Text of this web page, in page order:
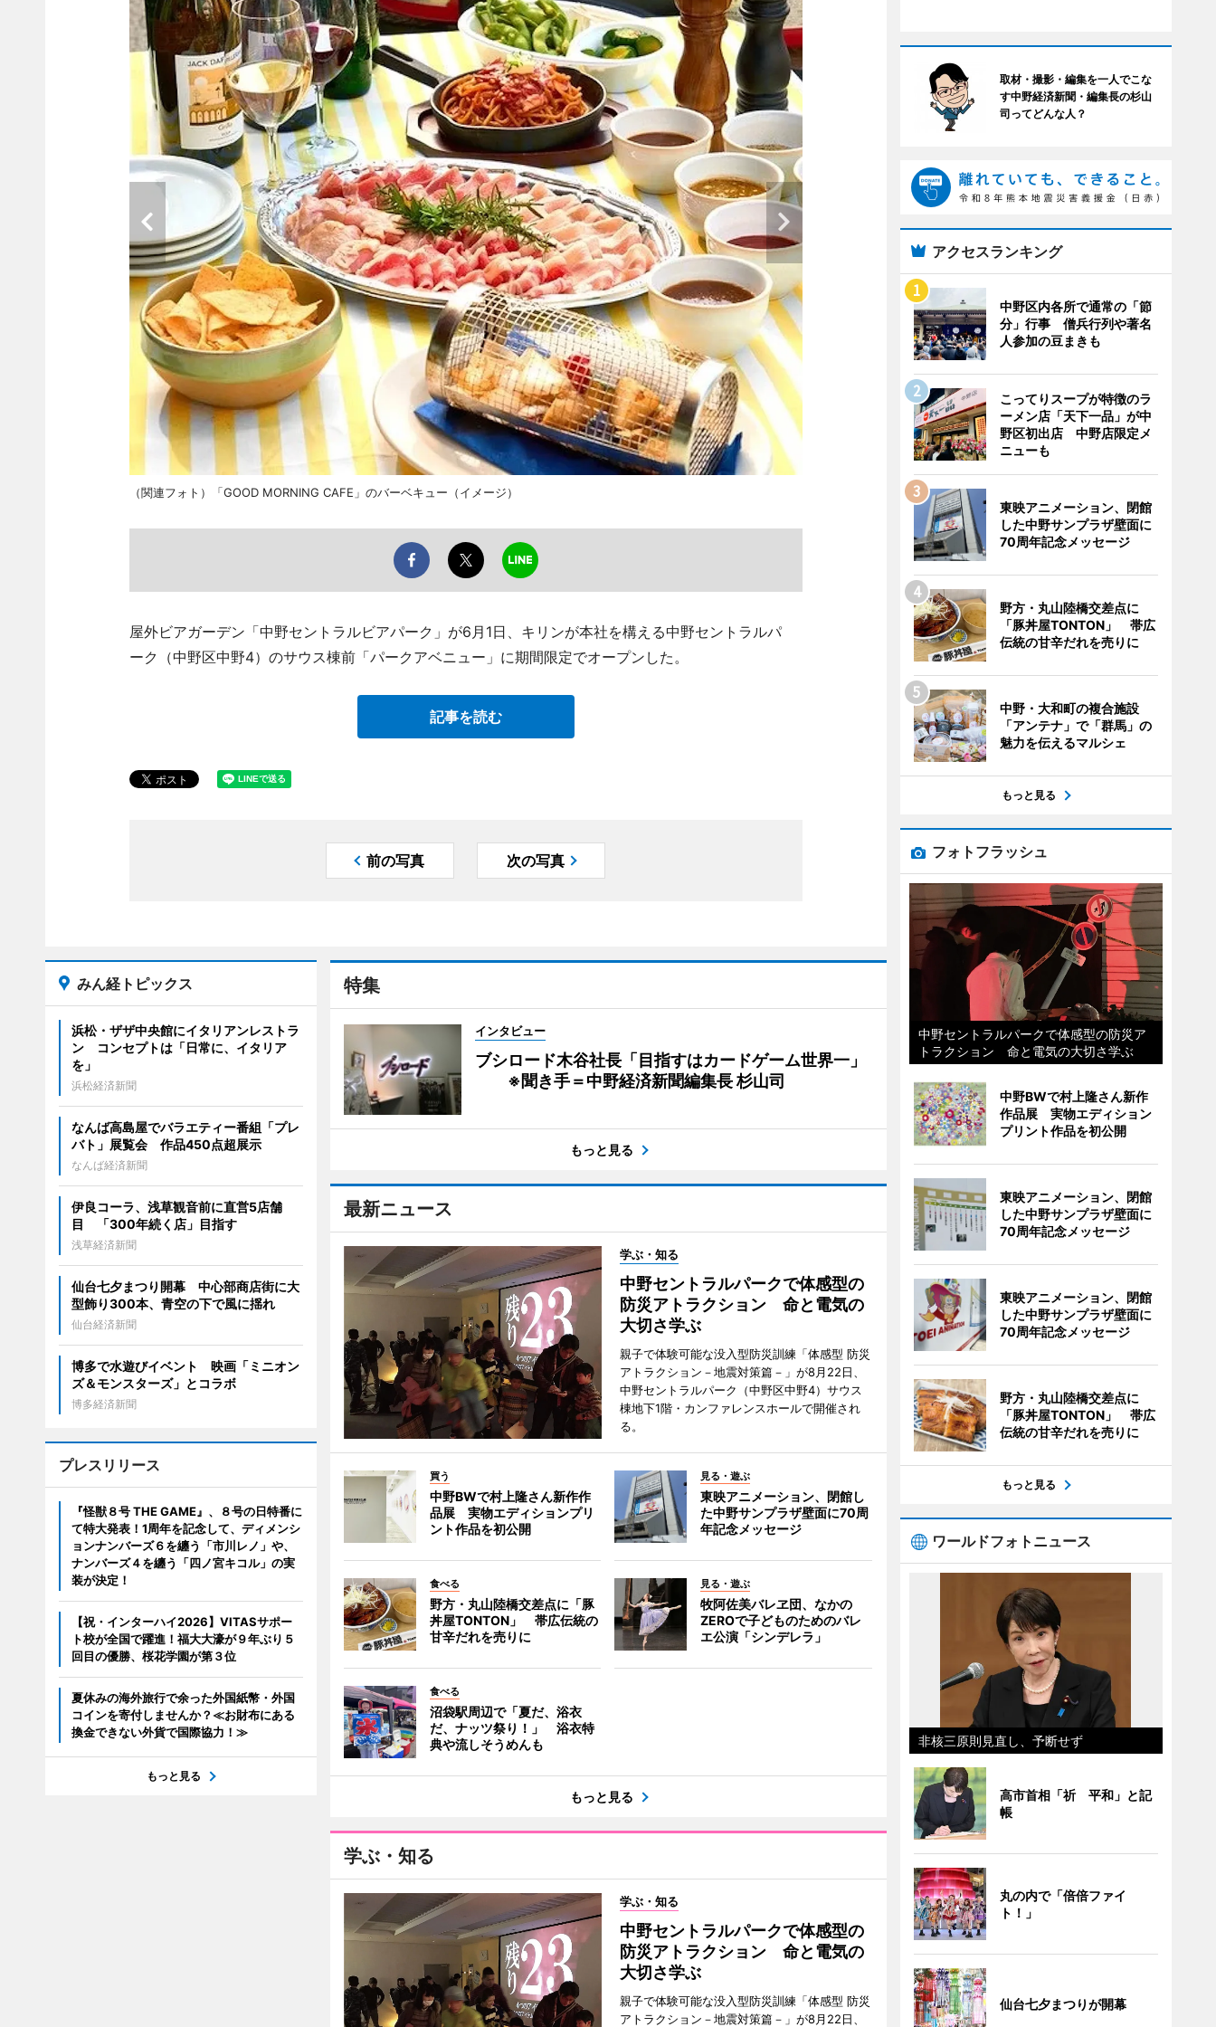
（関連フォト）「GOOD MORNING CAFE」のバーベキュー（イメージ）
屋外ビアガーデン「中野セントラルビアパーク」が6月1日、キリンが本社を構える中野セントラルパ
ーク（中野区中野4）のサウス棟前「パークアベニュー」に期間限定でオープンした。
記事を読む
前の写真 次の写真
特集
インタビュー
ブシロード木谷社長「目指すはカードゲーム世界一」
※聞き手＝中野経済新聞編集長 杉山司
もっと見る
最新ニュース
学ぶ・知る
中野セントラルパークで体感型の
防災アトラクション 命と電気の
大切さ学ぶ
親子で体験可能な没入型防災訓練「体感型 防災
アトラクション－地震対策篇－」が8月22日、
中野セントラルパーク（中野区中野4）サウス
棟地下1階・カンファレンスホールで開催され
る。
買う
中野BWで村上隆さん新作作
品展 実物エディションプリ
ント作品を初公開
見る・遊ぶ
東映アニメーション、閉館し
た中野サンプラザ壁面に70周
年記念メッセージ
食べる
野方・丸山陸橋交差点に「豚
丼屋TONTON」 帯広伝統の
甘辛だれを売りに
見る・遊ぶ
牧阿佐美バレヱ団、なかの
ZEROで子どものためのバレ
エ公演「シンデレラ」
食べる
沼袋駅周辺で「夏だ、浴衣
だ、ナッツ祭り！」 浴衣特
典や流しそうめんも
もっと見る
学ぶ・知る
学ぶ・知る
中野セントラルパークで体感型の
防災アトラクション 命と電気の
大切さ学ぶ
親子で体験可能な没入型防災訓練「体感型 防災
アトラクション－地震対策篇－」が8月22日、
みん経トピックス
浜松・ザザ中央館にイタリアンレストラ
ン コンセプトは「日常に、イタリア
を」
浜松経済新聞
なんば高島屋でバラエティー番組「プレ
バト」展覧会 作品450点超展示
なんば経済新聞
伊良コーラ、浅草観音前に直営5店舗
目 「300年続く店」目指す
浅草経済新聞
仙台七夕まつり開幕 中心部商店街に大
型飾り300本、青空の下で風に揺れ
仙台経済新聞
博多で水遊びイベント 映画「ミニオン
ズ＆モンスターズ」とコラボ
博多経済新聞
プレスリリース
『怪獣８号 THE GAME』、８号の日特番に
て特大発表！1周年を記念して、ディメンシ
ョンナンバーズ６を纏う「市川レノ」や、
ナンバーズ４を纏う「四ノ宮キコル」の実
装が決定！
【祝・インターハイ2026】VITASサポー
ト校が全国で躍進！福大大濠が９年ぶり５
回目の優勝、桜花学園が第３位
夏休みの海外旅行で余った外国紙幣・外国
コインを寄付しませんか？≪お財布にある
換金できない外貨で国際協力！≫
もっと見る
取材・撮影・編集を一人でこな
す中野経済新聞・編集長の杉山
司ってどんな人？
アクセスランキング
中野区内各所で通常の「節
分」行事 僧兵行列や著名
人参加の豆まきも
こってりスープが特徴のラ
ーメン店「天下一品」が中
野区初出店 中野店限定メ
ニューも
東映アニメーション、閉館
した中野サンプラザ壁面に
70周年記念メッセージ
野方・丸山陸橋交差点に
「豚丼屋TONTON」 帯広
伝統の甘辛だれを売りに
中野・大和町の複合施設
「アンテナ」で「群馬」の
魅力を伝えるマルシェ
もっと見る
フォトフラッシュ
中野セントラルパークで体感型の防災ア
トラクション 命と電気の大切さ学ぶ
中野BWで村上隆さん新作
作品展 実物エディション
プリント作品を初公開
東映アニメーション、閉館
した中野サンプラザ壁面に
70周年記念メッセージ
東映アニメーション、閉館
した中野サンプラザ壁面に
70周年記念メッセージ
野方・丸山陸橋交差点に
「豚丼屋TONTON」 帯広
伝統の甘辛だれを売りに
もっと見る
ワールドフォトニュース
非核三原則見直し、予断せず
高市首相「祈 平和」と記
帳
丸の内で「倍倍ファイ
ト！」
仙台七夕まつりが開幕